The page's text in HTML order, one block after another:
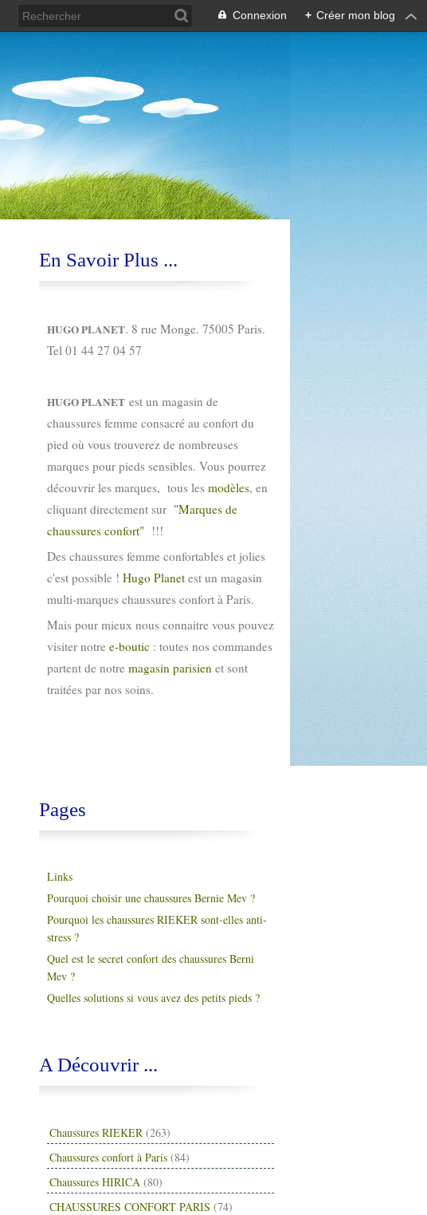
Connexion + Créer mon blog
En Savoir Plus ...
HUGO PLANET. 8 rue Monge. 75005 Paris.
Tel 01 44 27 04 57
HUGO PLANET est un magasin de
chaussures femme consacré au confort du
pied où vous trouverez de nombreuses
marques pour pieds sensibles. Vous pourrez
découvrir les marques, tous les modèles, en
cliquant directement sur "Marques de
chaussures confort" !!!
Des chaussures femme confortables et jolies
c'est possible ! Hugo Planet est un magasin
multi-marques chaussures confort à Paris.
Mais pour mieux nous connaitre vous pouvez
visiter notre e-boutic : toutes nos commandes
partent de notre magasin parisien et sont
traitées par nos soins.
Pages
Links
Pourquoi choisir une chaussures Bernie Mev ?
Pourquoi les chaussures RIEKER sont-elles anti-
stress ?
Quel est le secret confort des chaussures Berni
Mev ?
Quelles solutions si vous avez des petits pieds ?
A Découvrir ...
Chaussures RIEKER (263)
Chaussures confort à Paris (84)
Chaussures HIRICA (80)
CHAUSSURES CONFORT PARIS (74)